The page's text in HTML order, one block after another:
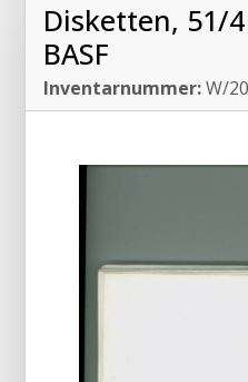
Disketten, 51/
BASF
Inventarnummer:W/